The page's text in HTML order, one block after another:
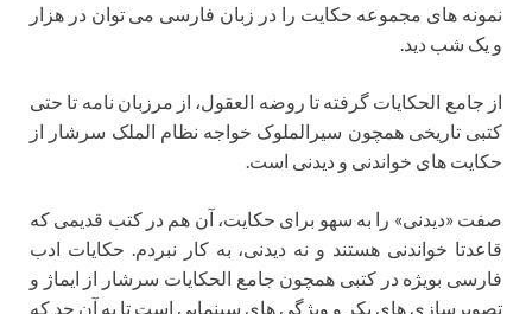
نمونه های مجموعه حکایت را در زبان فارسی می توان در هزار
و یک شب دید.
از جامع الحکایات گرفته تا روضه العقول، از مرزبان نامه تا حتی
کتبی تاریخی همچون سیرالملوک خواجه نظام الملک سرشار از
حکایت های خواندنی و دیدنی است.
صفت «دیدنی» را به سهو برای حکایت، آن هم در کتب قدیمی که
قاعدتا خواندنی هستند و نه دیدنی، به کار نبردم. حکایات ادب
فارسی بویژه در کتبی همچون جامع الحکایات سرشار از ایماژ و
تصویرسازی های بکر و ویژگی های سینمایی است تا به آن حد که